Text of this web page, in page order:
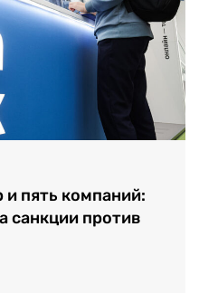
и пять компаний:
санкции против